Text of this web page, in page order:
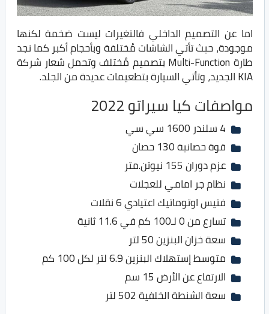
اما عن التصميم الداخلي فالتغيرات ليست ضخمة لكنها
موجودة، حيث تأتي الشاشات مُختلفة وبأحجام أكبر كما نجد
طارة Multi-Function بتصميم مُختلف وتحمل شعار شركة
KIA الجديد، وتأتي السيارة بتطعيمات عديدة من الجلد.
مواصفات كيا سيراتو 2022
4 سلندر 1600 سي سي
قوة حصانية 130 حصان
عزم دوران 155 نيوتن.متر
نظام جر امامي للعجلات
فتيس اوتوماتيك اعتيادي 6 نقلات
تسارع من 0 لـ100 كم في 11.6 ثانية
سعة خزان البنزين 50 لتر
متوسط إستهلاك البنزين 6.9 لتر لكل 100 كم
الارتفاع عن الأرض 15 سم
سعة الشنطة الخلفية 502 لتر